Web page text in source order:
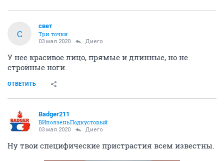
С
свет
Три точки
03 мая 2020 Диего
У нее красивое лицо, прямые и длинные, но не
стройные ноги.
ОТВЕТИТЬ
Badger211
ВИползеньПодкустовый
03 мая 2020 Диего
Ну твои специфические пристрастия всем известны.